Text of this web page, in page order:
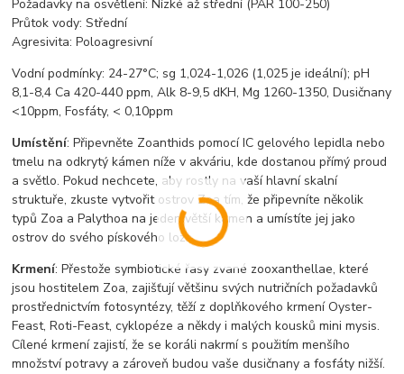
Požadavky na osvětlení: Nízké až střední (PAR 100-250)
Průtok vody: Střední
Agresivita: Poloagresivní
Vodní podmínky: 24-27°C; sg 1,024-1,026 (1,025 je ideální); pH
8,1-8,4 Ca 420-440 ppm, Alk 8-9,5 dKH, Mg 1260-1350, Dusičnany
<10ppm, Fosfáty, < 0,10ppm
Umístění: Připevněte Zoanthids pomocí IC gelového lepidla nebo
tmelu na odkrytý kámen níže v akváriu, kde dostanou přímý proud
a světlo. Pokud nechcete, aby rostly na vaší hlavní skalní
struktuře, zkuste vytvořit ostrov Zoa tím, že připevníte několik
typů Zoa a Palythoa na jeden větší kámen a umístíte jej jako
ostrov do svého pískového lože.
Krmení: Přestože symbiotické řasy zvané zooxanthellae, které
jsou hostitelem Zoa, zajišťují většinu svých nutričních požadavků
prostřednictvím fotosyntézy, těží z doplňkového krmení Oyster-
Feast, Roti-Feast, cyklopéze a někdy i malých kousků mini mysis.
Cílené krmení zajistí, že se koráli nakrmí s použitím menšího
množství potravy a zároveň budou vaše dusičnany a fosfáty nižší.